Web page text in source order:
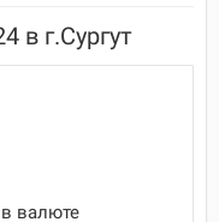
в г.Сургут
валюте